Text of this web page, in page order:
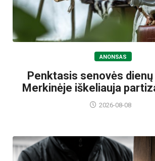
ANONSAS
Penktasis senovės
Merkinėje iškeliauja
2026-08-08